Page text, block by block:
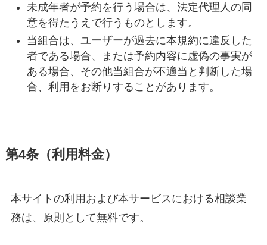
未成年者が予約を行う場合は、法定代理人の同
意を得たうえで行うものとします。
当組合は、ユーザーが過去に本規約に違反した
者である場合、または予約内容に虚偽の事実が
ある場合、その他当組合が不適当と判断した場
合、利用をお断りすることがあります。
第4条（利用料金）
本サイトの利用および本サービスにおける相談業
務は、原則として無料です。